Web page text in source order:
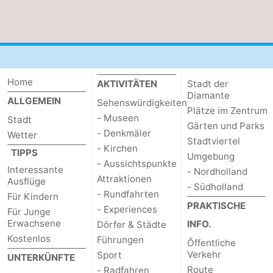
Home
ALLGEMEIN
Stadt
Wetter
TIPPS
Interessante
Ausflüge
Für Kindern
Für Junge
Erwachsene
Kostenlos
UNTERKÜNFTE
AKTIVITÄTEN
Sehenswürdigkeiten
- Museen
- Denkmäler
- Kirchen
- Aussichtspunkte
Attraktionen
- Rundfahrten
- Experiences
Dörfer & Städte
Führungen
Sport
- Radfahren
Stadt der
Diamante
Plätze im Zentrum
Gärten und Parks
Stadtviertel
Umgebung
- Nordholland
- Südholland
PRAKTISCHE
INFO.
Őffentliche
Verkehr
Route